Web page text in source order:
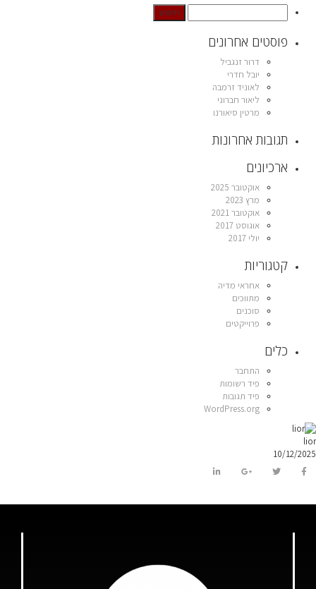
פוסטים אחרונים
דרור זנגביל
יובל חדרי
לאוניד זרמבה
ליאור חברוני
מרטין סיאורנו
תגובות אחרונות
ארכיונים
אוקטובר 2025
מרץ 2023
אוקטובר 2021
אוגוסט 2017
יולי 2017
קטגוריות
אחראי מדיה
מתווכים
סוכנים
פרוייקטים
כלים
התחבר
פיד רשומות
פיד תגובות
WordPress.org
lior
10/12/2025